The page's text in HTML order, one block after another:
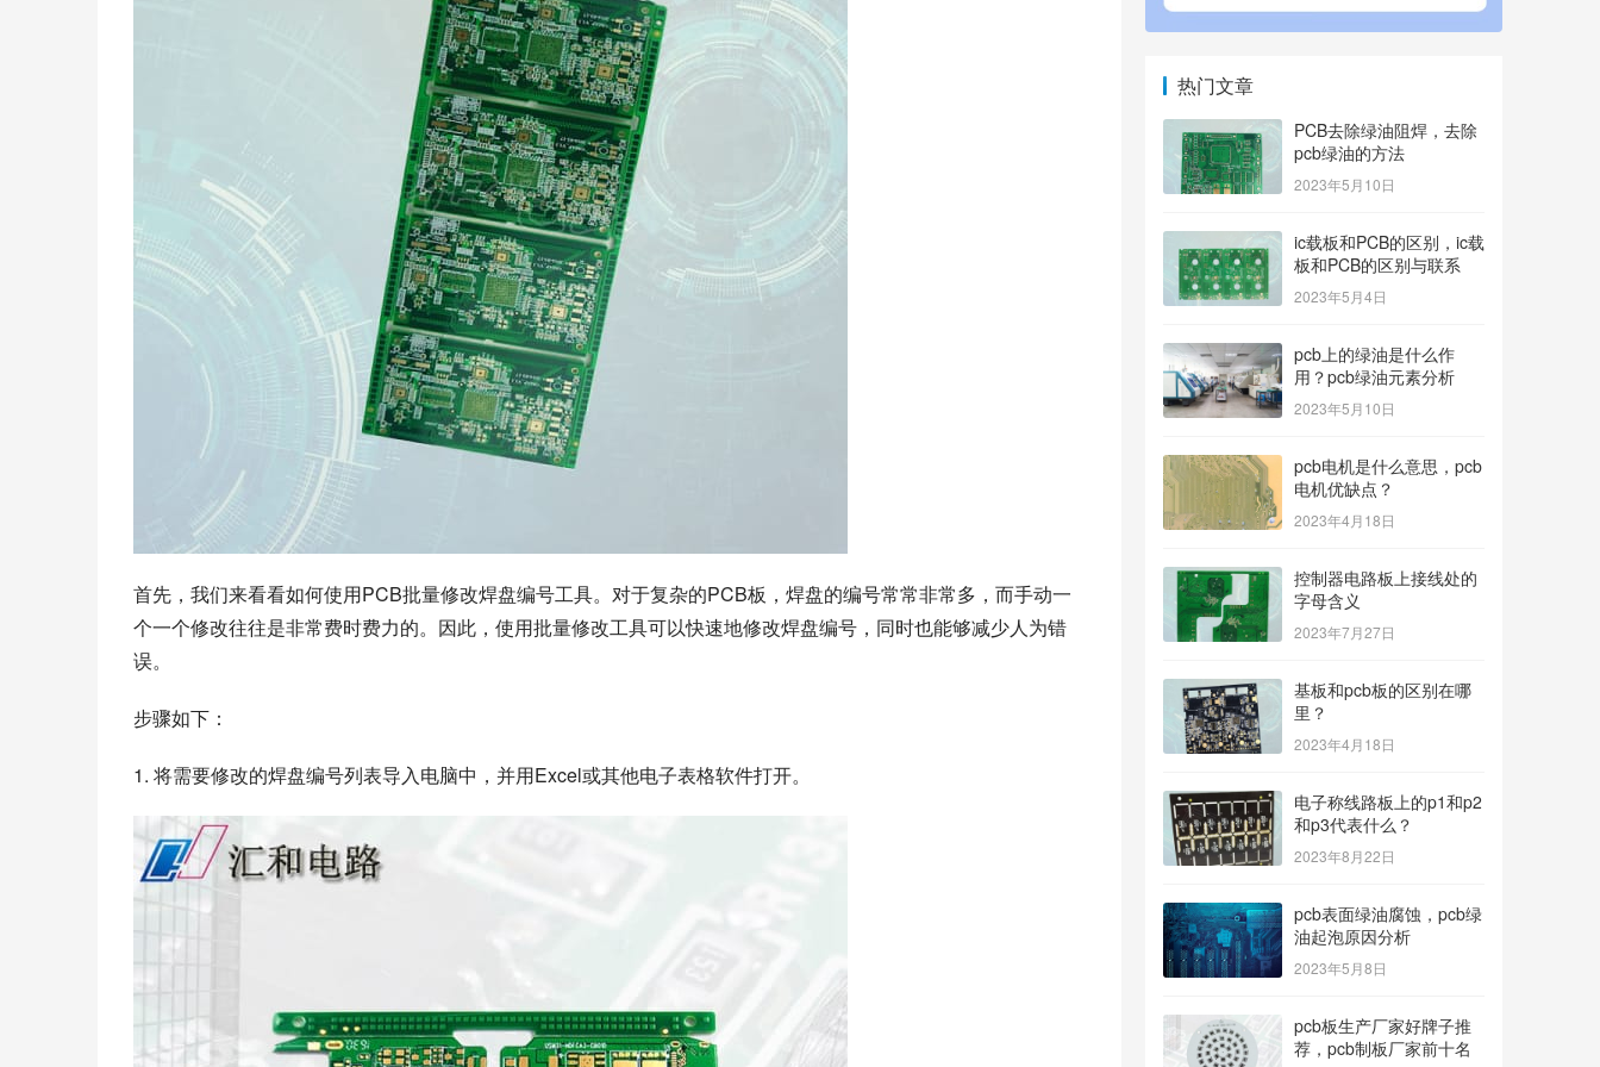
首先，我们来看看如何使用PCB批量修改焊盘编号工具。对于复杂的PCB板，焊盘的编号常常非常多，而手动一
个一个修改往往是非常费时费力的。因此，使用批量修改工具可以快速地修改焊盘编号，同时也能够减少人为错
误。
步骤如下：
1. 将需要修改的焊盘编号列表导入电脑中，并用Excel或其他电子表格软件打开。
热门文章
PCB去除绿油阻焊，去除
pcb绿油的方法
2023年5月10日
ic载板和PCB的区别，ic载
板和PCB的区别与联系
2023年5月4日
pcb上的绿油是什么作
用？pcb绿油元素分析
2023年5月10日
pcb电机是什么意思，pcb
电机优缺点？
2023年4月18日
控制器电路板上接线处的
字母含义
2023年7月27日
基板和pcb板的区别在哪
里？
2023年4月18日
电子称线路板上的p1和p2
和p3代表什么？
2023年8月22日
pcb表面绿油腐蚀，pcb绿
油起泡原因分析
2023年5月8日
pcb板生产厂家好牌子推
荐，pcb制板厂家前十名